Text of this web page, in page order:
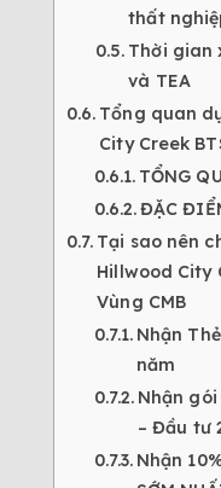
thất
Thời gian
và TEA
Tổng quan
City Creek
TỔNG
ĐẶC
Tại sao nên
Hillwood City
Vùng CMB
Nhận
năm
Nhận gói
– Đầu tư
Nhận